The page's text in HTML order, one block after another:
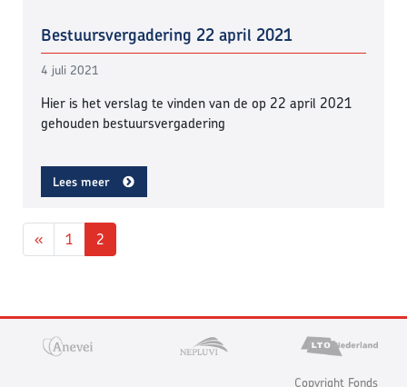
Bestuursvergadering 22 april 2021
4 juli 2021
Hier is het verslag te vinden van de op 22 april 2021
gehouden bestuursvergadering
Lees meer
Berichten navigatie
« 1 2
Copyright Fonds